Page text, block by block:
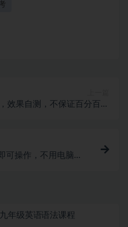
效果自测，不保证百分百有
可操作，不用电脑
年级英语语法课程